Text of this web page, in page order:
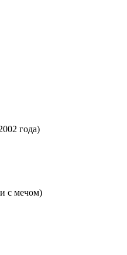
года)
с мечом)